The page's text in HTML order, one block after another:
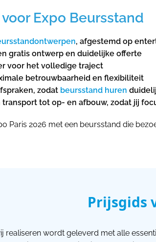
Expo Beursstand
, afgestemd op
gratis ontwerp en duidelijke offerte
voor het volledige traject
betrouwbaarheid en flexibiliteit
zodat beursstand huren
tot op- en afbouw, zodat jij
Paris 2026 met een beursstand die
Prijsgids
realiseren wordt geleverd met alle